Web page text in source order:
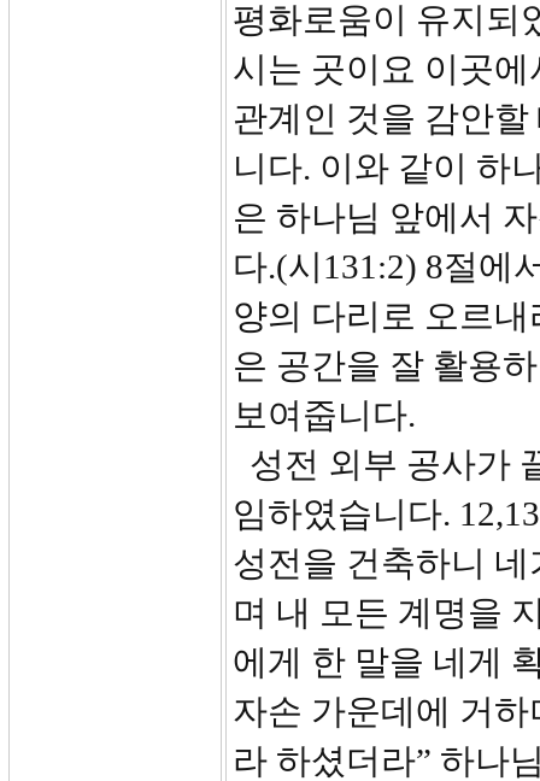
평화로움이 유지되
시는 곳이요 이곳
관계인 것을 감안
니다. 이와 같이 하
은 하나님 앞에서
다.(시131:2) 8절에
양의 다리로 오르
은 공간을 잘 활용
보여줍니다.
성전 외부 공사가
임하였습니다.
성전을 건축하니
며 내 모든 계명을
에게 한 말을 네게
자손 가운데에 거
라 하셨더라” 하나